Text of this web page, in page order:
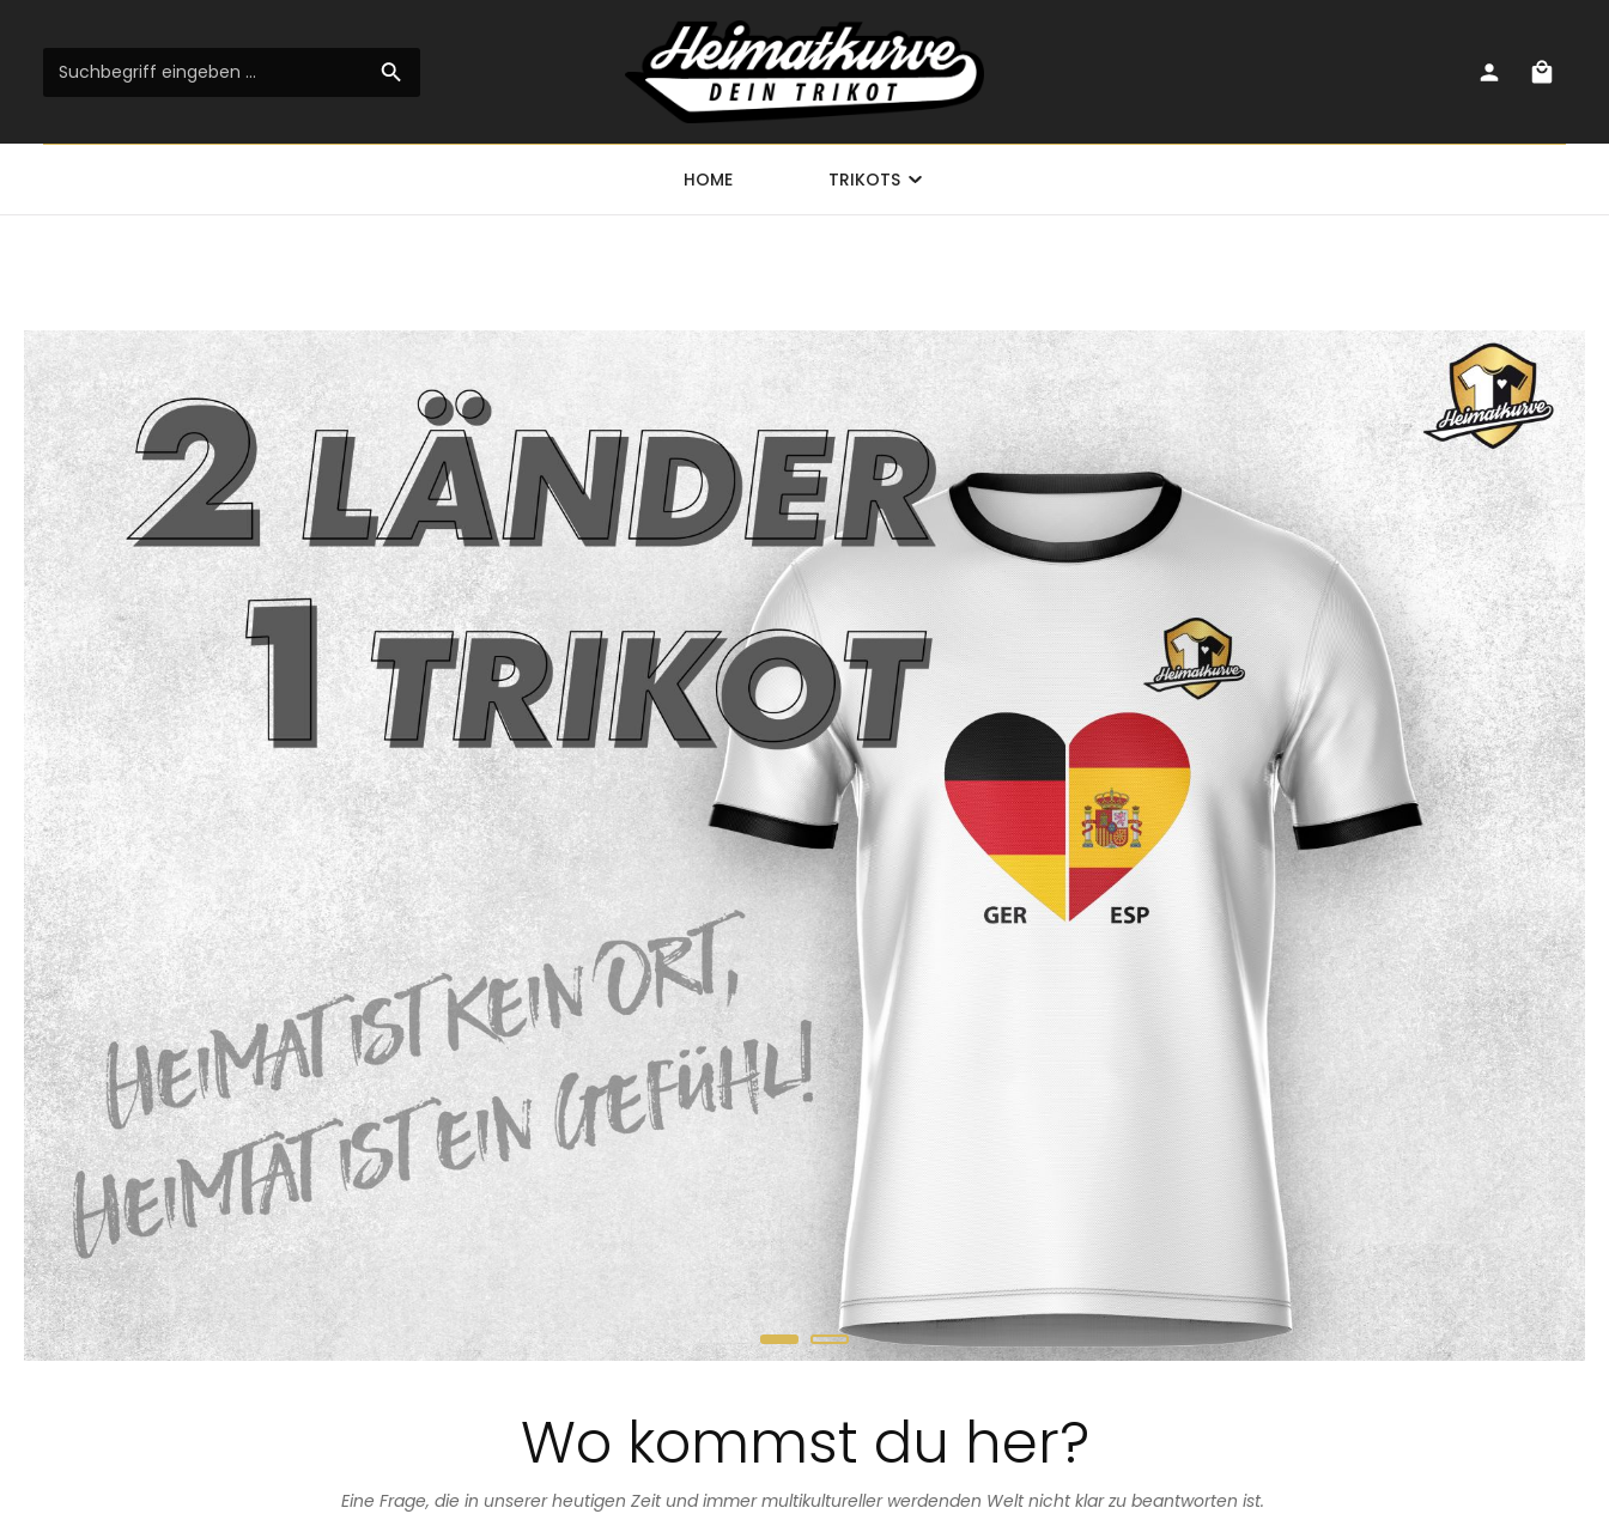
HOME TRIKOTS
Wo kommst du her?
Eine Frage, die in unserer heutigen Zeit und immer multikultureller werdenden Welt nicht klar zu beantworten ist.